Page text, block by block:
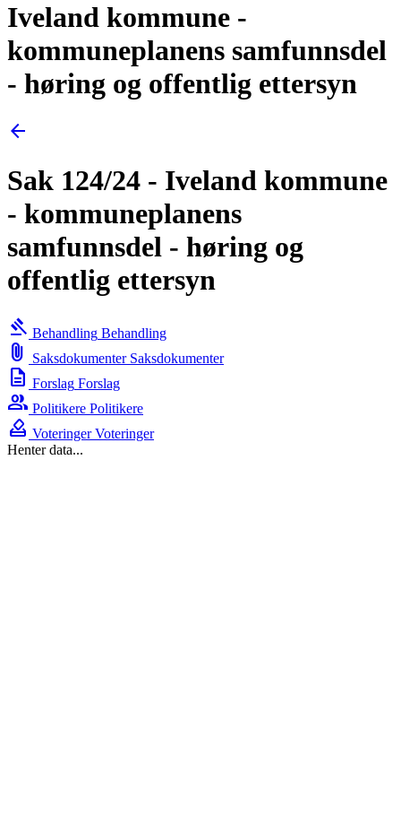
Iveland kommune -
kommuneplanens samfunnsdel
- høring og offentlig ettersyn
arrow_back
Sak 124/24 - Iveland kommune
- kommuneplanens
samfunnsdel - høring og
offentlig ettersyn
gavel Behandling Behandling
attach_file Saksdokumenter Saksdokumenter
description Forslag Forslag
group Politikere Politikere
how_to_vote Voteringer Voteringer
Henter data...